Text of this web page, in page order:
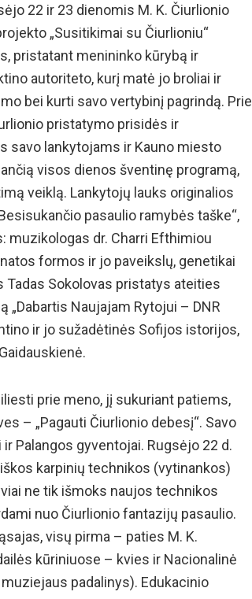
22 ir 23 dienomis M. K. Čiurlionio
„Susitikimai su Čiurlioniu“
pristatant menininko kūrybą ir
autoriteto, kurį matė jo broliai ir
bei kurti savo vertybinį pagrindą. Prie
pristatymo prisidės ir
savo lankytojams ir Kauno miesto
visos dienos šventinę programą,
veiklą. Lankytojų lauks originalios
pasaulio ramybės taške“,
muzikologas dr. Charri Efthimiou
formos ir jo paveikslų, genetikai
Tadas Sokolovas pristatys ateities
Naujajam Rytojui – DNR
ir jo sužadėtinės Sofijos istorijos,
prie meno, jį sukuriant patiems,
– „Pagauti Čiurlionio debesį“. Savo
Palangos gyventojai. Rugsėjo 22 d.
karpinių technikos (vytinankos)
ne tik išmoks naujos technikos
nuo Čiurlionio fantazijų pasaulio.
visų pirma – paties M. K.
kūriniuose – kvies ir Nacionalinė
padalinys). Edukacinio